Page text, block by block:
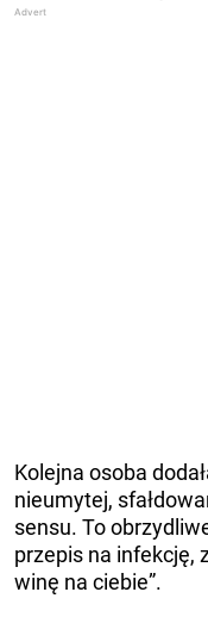
Kolejna osoba
nieumytej,
sensu. To
przepis na infekcję,
winę na ciebie”.